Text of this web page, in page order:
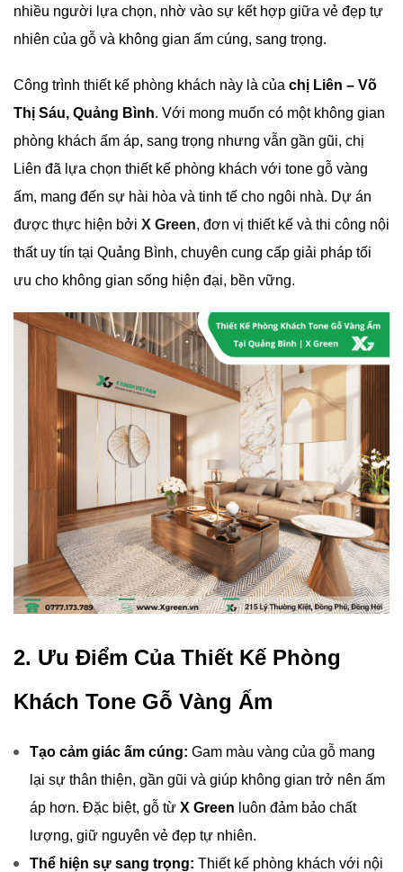
nhiều người lựa chọn, nhờ vào sự kết hợp giữa vẻ đẹp tự
nhiên của gỗ và không gian ấm cúng, sang trọng.
Công trình thiết kế phòng khách này là của chị Liên – Võ
Thị Sáu, Quảng Bình. Với mong muốn có một không gian
phòng khách ấm áp, sang trọng nhưng vẫn gần gũi, chị
Liên đã lựa chọn thiết kế phòng khách với tone gỗ vàng
ấm, mang đến sự hài hòa và tinh tế cho ngôi nhà. Dự án
được thực hiện bởi X Green, đơn vị thiết kế và thi công nội
thất uy tín tại Quảng Bình, chuyên cung cấp giải pháp tối
ưu cho không gian sống hiện đại, bền vững.
2. Ưu Điểm Của Thiết Kế Phòng
Khách Tone Gỗ Vàng Ấm
Tạo cảm giác ấm cúng: Gam màu vàng của gỗ mang
lại sự thân thiện, gần gũi và giúp không gian trở nên ấm
áp hơn. Đặc biệt, gỗ từ X Green luôn đảm bảo chất
lượng, giữ nguyên vẻ đẹp tự nhiên.
Thể hiện sự sang trọng: Thiết kế phòng khách với nội